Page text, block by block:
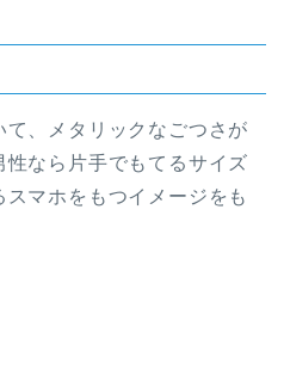
、メタリックなごつさが
性なら片手でもてるサイズ
マホをもつイメージをも